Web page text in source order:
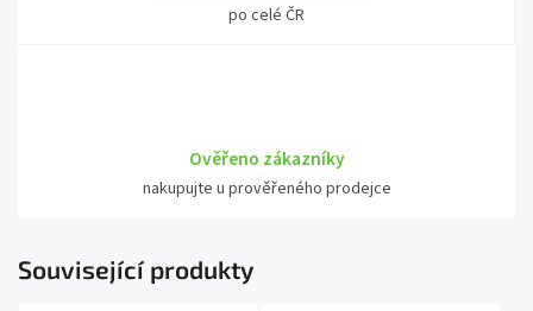
po celé ČR
Ověřeno zákazníky
nakupujte u prověřeného prodejce
Související produkty